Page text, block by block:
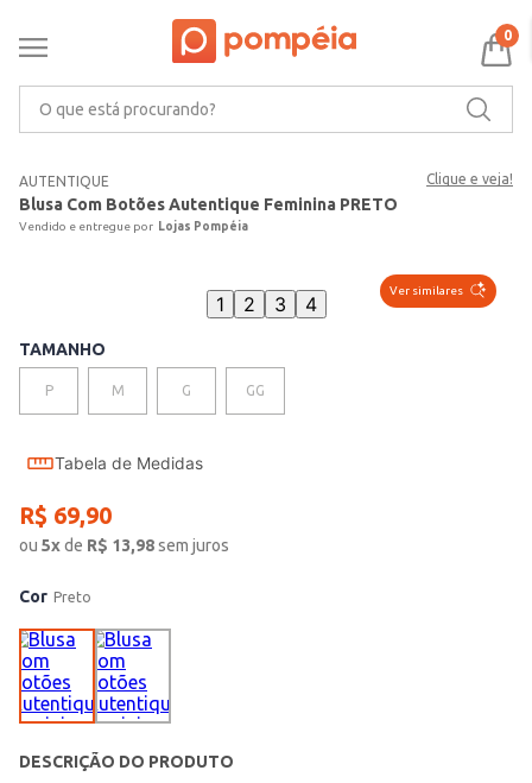
0
AUTENTIQUE Clique e veja!
Blusa Com Botões Autentique Feminina PRETO
Lojas Pompéia
Ver similares
1 2 3 4
TAMANHO
P M G GG
Tabela de Medidas
R$ 69,90
ou 5xde R$ 13,98sem juros
Cor Preto
DESCRIÇÃO DO PRODUTO